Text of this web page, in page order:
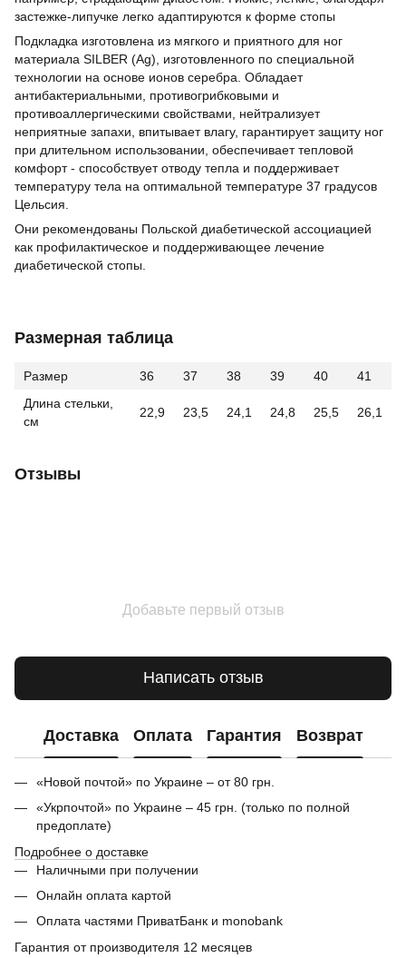
застежке-липучке легко адаптируются к форме стопы
Подкладка изготовлена из мягкого и приятного для ног
материала SILBER (Ag), изготовленного по специальной
технологии на основе ионов серебра. Обладает
антибактериальными, противогрибковыми и
противоаллергическими свойствами, нейтрализует
неприятные запахи, впитывает влагу, гарантирует защиту ног
при длительном использовании, обеспечивает тепловой
комфорт - способствует отводу тепла и поддерживает
температуру тела на оптимальной температуре 37 градусов
Цельсия.
Они рекомендованы Польской диабетической ассоциацией
как профилактическое и поддерживающее лечение
диабетической стопы.
Размерная таблица
Размер 36 37 38 39 40
41
Длина стельки,
см
22,9 23,5 24,1 24,8 25,5 26,1
Отзывы
Добавьте первый отзыв
Написать отзыв
Доставка Оплата Гарантия Возврат
«Новой почтой» по Украине – от 80 грн.
«Укрпочтой» по Украине – 45 грн. (только по полной
предоплате)
Подробнее о доставке
Наличными при получении
Онлайн оплата картой
Оплата частями ПриватБанк и monobank
Гарантия от производителя 12 месяцев